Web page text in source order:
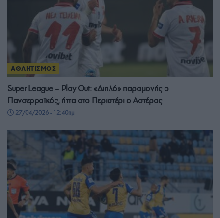
ΑΘΛΗΤΙΣΜΟΣ
Super League – Play Out: «Διπλό» παραμονής ο
Πανσερραϊκός, ήττα στο Περιστέρι ο Αστέρας
27/04/2026 - 12:40πμ